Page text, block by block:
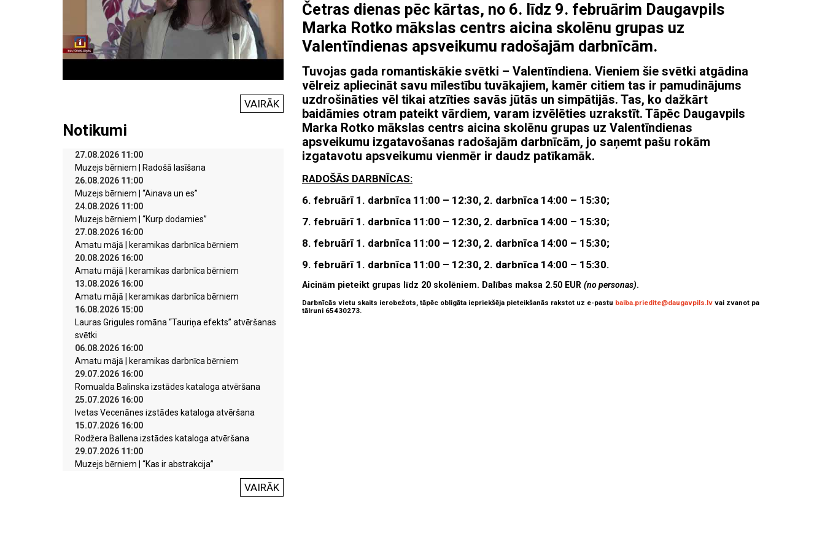
Četras dienas pēc kārtas, no 6. līdz 9. februārim Daugavpils
Marka Rotko mākslas centrs aicina skolēnu grupas uz
Valentīndienas apsveikumu radošajām darbnīcām.
Tuvojas gada romantiskākie svētki – Valentīndiena. Vieniem šie svētki atgādina
vēlreiz apliecināt savu mīlestību tuvākajiem, kamēr citiem tas ir pamudinājums
uzdrošināties vēl tikai atzīties savās jūtās un simpātijās. Tas, ko dažkārt
baidāmies otram pateikt vārdiem, varam izvēlēties uzrakstīt. Tāpēc Daugavpils
Marka Rotko mākslas centrs aicina skolēnu grupas uz Valentīndienas
apsveikumu izgatavošanas radošajām darbnīcām, jo saņemt pašu rokām
izgatavotu apsveikumu vienmēr ir daudz patīkamāk.
RADOŠĀS DARBNĪCAS:
6. februārī 1. darbnīca 11:00 – 12:30, 2. darbnīca 14:00 – 15:30;
7. februārī 1. darbnīca 11:00 – 12:30, 2. darbnīca 14:00 – 15:30;
8. februārī 1. darbnīca 11:00 – 12:30, 2. darbnīca 14:00 – 15:30;
9. februārī 1. darbnīca 11:00 – 12:30, 2. darbnīca 14:00 – 15:30.
Aicinām pieteikt grupas līdz 20 skolēniem. Dalības maksa 2.50 EUR (no personas).
Darbnīcās vietu skaits ierobežots, tāpēc obligāta iepriekšēja pieteikšanās rakstot uz e-pastu baiba.priedite@daugavpils.lv vai zvanot pa
tālruni 65430273.
VAIRĀK
Notikumi
27.08.2026 11:00
Muzejs bērniem | Radošā lasīšana
26.08.2026 11:00
Muzejs bērniem | “Ainava un es”
24.08.2026 11:00
Muzejs bērniem | “Kurp dodamies”
27.08.2026 16:00
Amatu mājā | keramikas darbnīca bērniem
20.08.2026 16:00
Amatu mājā | keramikas darbnīca bērniem
13.08.2026 16:00
Amatu mājā | keramikas darbnīca bērniem
16.08.2026 15:00
Lauras Grigules romāna “Tauriņa efekts” atvēršanas
svētki
06.08.2026 16:00
Amatu mājā | keramikas darbnīca bērniem
29.07.2026 16:00
Romualda Balinska izstādes kataloga atvēršana
25.07.2026 16:00
Ivetas Vecenānes izstādes kataloga atvēršana
15.07.2026 16:00
Rodžera Ballena izstādes kataloga atvēršana
29.07.2026 11:00
Muzejs bērniem | “Kas ir abstrakcija”
VAIRĀK